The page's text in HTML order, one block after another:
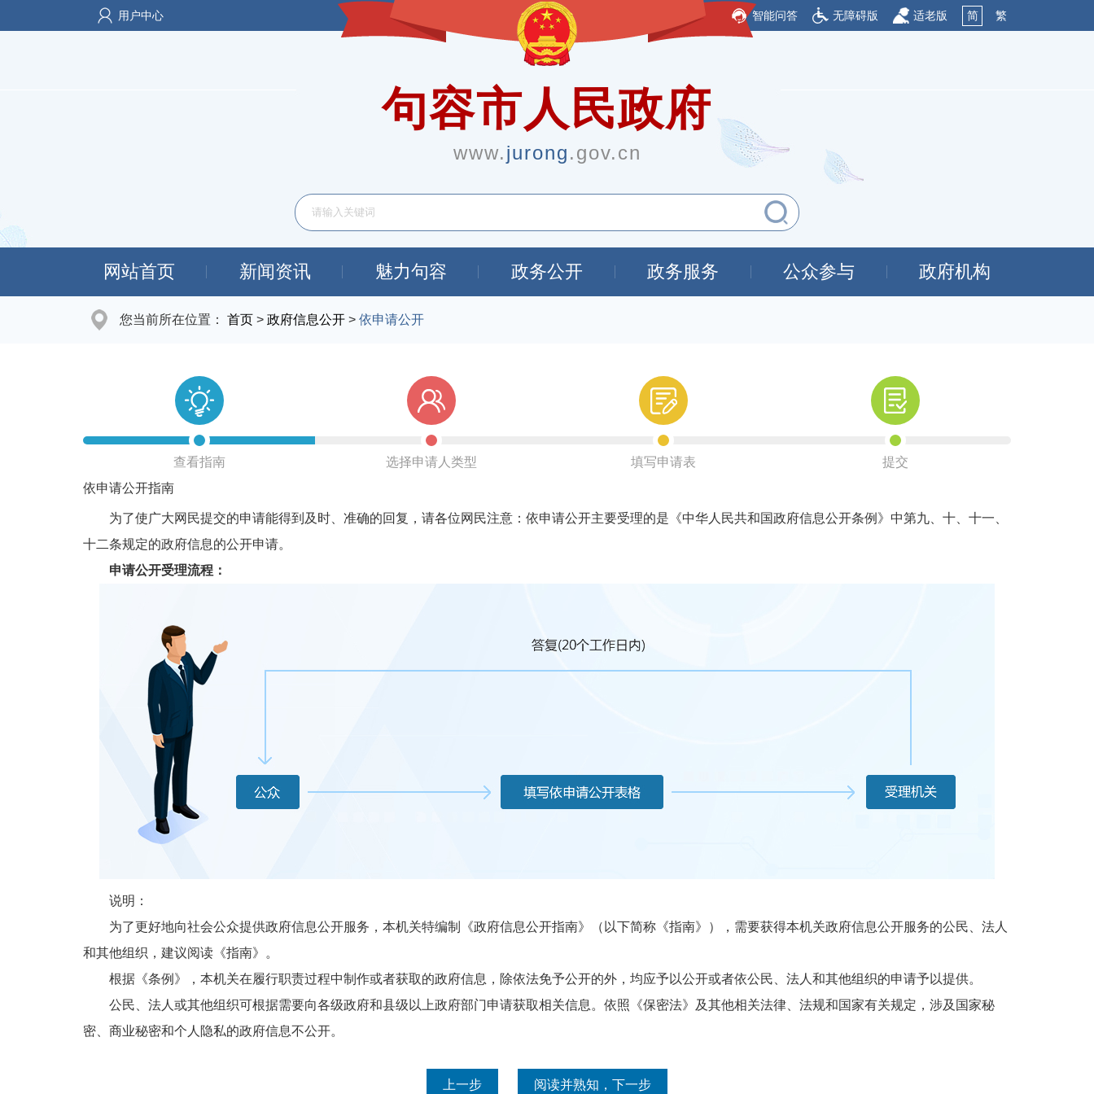
用户中心 智能问答 无障碍版 适老版 简 繁
句容市人民政府
www.jurong.gov.cn
网站首页 新闻资讯 魅力句容 政务公开 政务服务 公众参与 政府机构
您当前所在位置： 首页 > 政府信息公开 > 依申请公开
查看指南 选择申请人类型 填写申请表
提交
依申请公开指南
为了使广大网民提交的申请能得到及时、准确的回复，请各位网民注意：依申请公开主要受理的是《中华人民共和国政府信息公开条例》中第九、十、十一、
十二条规定的政府信息的公开申请。
申请公开受理流程：
说明：
为了更好地向社会公众提供政府信息公开服务，本机关特编制《政府信息公开指南》（以下简称《指南》），需要获得本机关政府信息公开服务的公民、法人
和其他组织，建议阅读《指南》。
根据《条例》，本机关在履行职责过程中制作或者获取的政府信息，除依法免予公开的外，均应予以公开或者依公民、法人和其他组织的申请予以提供。
公民、法人或其他组织可根据需要向各级政府和县级以上政府部门申请获取相关信息。依照《保密法》及其他相关法律、法规和国家有关规定，涉及国家秘
密、商业秘密和个人隐私的政府信息不公开。
上一步 阅读并熟知，下一步